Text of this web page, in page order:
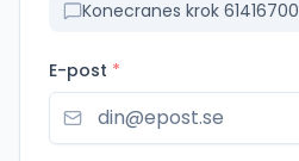
Konecranes krok 61416700
E-post *